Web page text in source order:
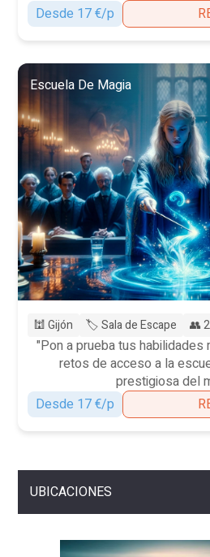
Desde 17 €/p
Escuela De Magia
🕍 Gijón 🏷️ Sala de Escape 👥
"Pon a prueba tus
retos de acceso a la
prestigiosa del
Desde 17 €/p
UBICACIONES